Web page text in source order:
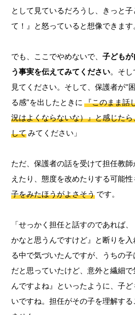
として見ているだろうし、きっと
て！』と怒っていると想像できます
でも、ここでやめないで、子ども
う事実を伝えてみてください。そ
見てください。そして、保護者が“
る感”を出したときに 『このまま話
況はよくならないな）』と感じた
してみてください」
ただ、保護者の話を受けて担任教
えたり、態度を改めたりする可能
子をみたほうがよさそう です。
「せっかく担任と話すのであれば
かなと思うんですけど』と断りを
る中で気づいたんですが、うちの
だと思っていたけど、意外と繊細
んですよね』といったように、子
いですね。担任がその子を理解す